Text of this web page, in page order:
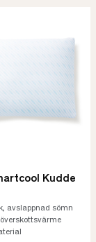
Kudde
avslappnad sömn
överskottsvärme